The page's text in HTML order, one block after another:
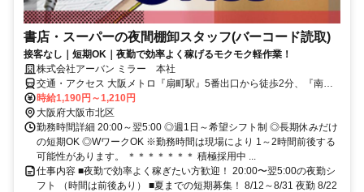
書店・スーパーの夜間棚卸スタッフ(バーコード読取)
接客なし｜短期OK｜夜勤で効率よく稼げるモクモク軽作業！
株式会社アーバン ミラー 本社
交通・アクセス 大阪メトロ『扇町駅』5番出口から徒歩2分、『南森
町駅』6番出口から徒歩6分、JR『天満駅』から徒歩7分 ★現場へは
直行直帰
時給1,190円～1,210円
大阪府大阪市北区
勤務時間詳細 20:00～翌5:00 ◎週1日～希望シフト制 ◎長期休みだけ
の短期OK ◎WワークOK ※勤務時間は現場により 1～2時間前後する
可能性があります。 ＊＊＊＊＊＊＊ 積極採用中 ...
仕事内容 ■夜勤で効率よく稼ぎたい方歓迎！ 20:00〜翌5:00の夜勤シ
フト （時間は前後あり） ■夏までの短期募集！ 8/12～8/31 夜勤 8/22